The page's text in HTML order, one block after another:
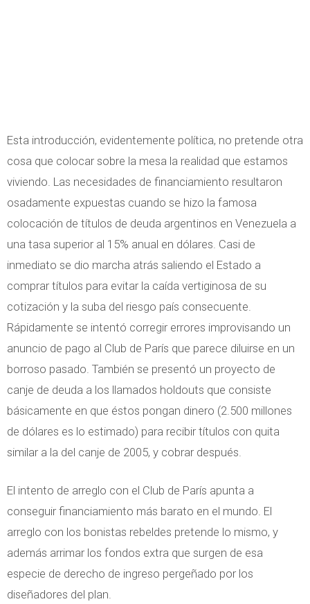
Esta introducción, evidentemente política, no pretende otra
cosa que colocar sobre la mesa la realidad que estamos
viviendo. Las necesidades de financiamiento resultaron
osadamente expuestas cuando se hizo la famosa
colocación de títulos de deuda argentinos en Venezuela a
una tasa superior al 15% anual en dólares. Casi de
inmediato se dio marcha atrás saliendo el Estado a
comprar títulos para evitar la caída vertiginosa de su
cotización y la suba del riesgo país consecuente.
Rápidamente se intentó corregir errores improvisando un
anuncio de pago al Club de París que parece diluirse en un
borroso pasado. También se presentó un proyecto de
canje de deuda a los llamados holdouts que consiste
básicamente en que éstos pongan dinero (2.500 millones
de dólares es lo estimado) para recibir títulos con quita
similar a la del canje de 2005, y cobrar después.
El intento de arreglo con el Club de París apunta a
conseguir financiamiento más barato en el mundo. El
arreglo con los bonistas rebeldes pretende lo mismo, y
además arrimar los fondos extra que surgen de esa
especie de derecho de ingreso pergeñado por los
diseñadores del plan.